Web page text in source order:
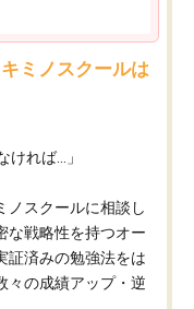
ミノスクールは
ければ…」
ノスクールに相談し
な戦略性を持つオー
証済みの勉強法をは
々の成績アップ・逆